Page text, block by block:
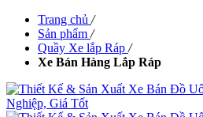
Trang chủ /
Sản phẩm /
Quầy Xe lắp Ráp /
Xe Bán Hàng Lắp Ráp